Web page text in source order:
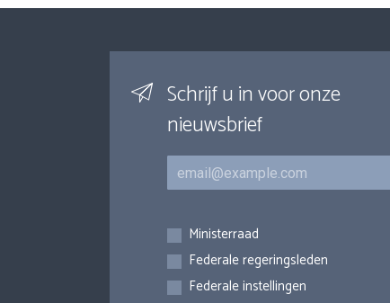
Schrijf u in voor onze
nieuwsbrief
E-mail
Inschrijvingen
Ministerraad
Federale regeringsleden
Federale instellingen